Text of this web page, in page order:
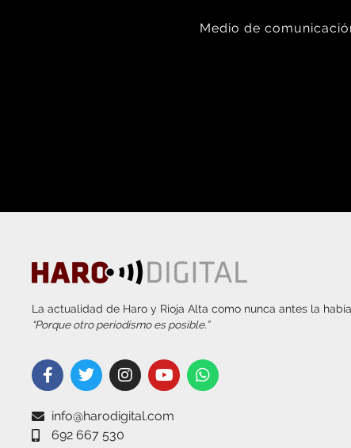
Medio de
La actualidad de Haro y Rioja Alta como nunca antes la
“Porque otro periodismo es posible.”
info@harodigital.com
692 667 530